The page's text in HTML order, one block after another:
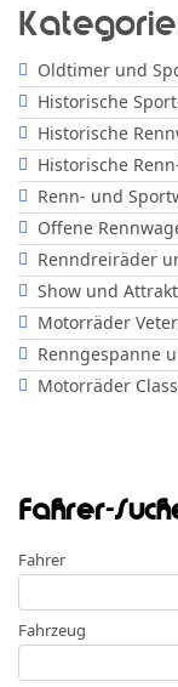
Oldtimer und
Historische
Historische
Historische
Renn- und
Offene
Renndreiräder
Show und
Motorräder
Renngespanne
Motorräder
Fahrer-
Fahrer
Fahrzeug